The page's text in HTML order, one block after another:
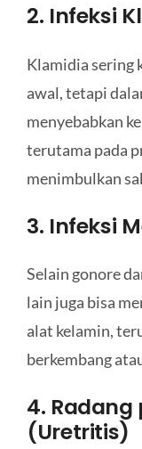
2. Infeksi
Klamidia sering
awal, tetapi
menyebabkan
terutama pada
menimbulkan
3. Infeksi
Selain gonore
lain juga bisa
alat kelamin,
berkembang
4.
(Uretritis)